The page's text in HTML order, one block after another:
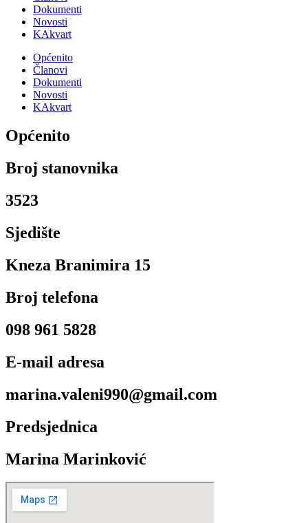
Dokumenti
Novosti
KAkvart
Općenito
Članovi
Dokumenti
Novosti
KAkvart
Općenito
Broj stanovnika
3523
Sjedište
Kneza Branimira 15
Broj telefona
098 961 5828
E-mail adresa
marina.valeni990@gmail.com
Predsjednica
Marina Marinković